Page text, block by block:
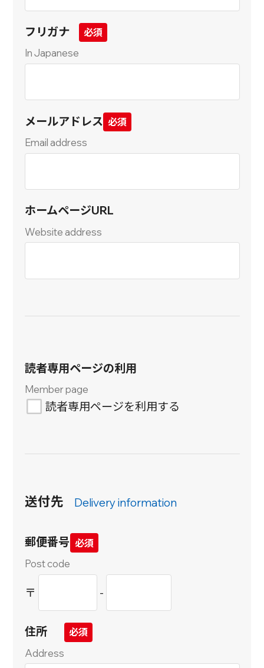
フリガナ
In Japanese
メールアドレス
Email address
ホームページURL
Website address
読者専用ページの利用
Member page
読者専用ページを利用する
送付先 Delivery information
郵便番号
Post code
〒 -
住所
Address